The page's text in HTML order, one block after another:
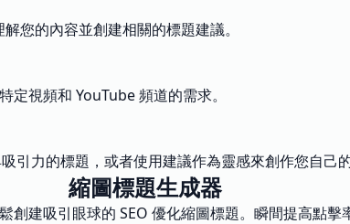
您的內容並創建相關的標題建議。
視頻和 YouTube 頻道的需求。
力的標題，或者使用建議作為靈感來創作您自己
縮圖標題生成器
創建吸引眼球的 SEO 優化縮圖標題。瞬間提高點擊